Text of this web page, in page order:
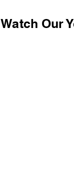
Watch Our